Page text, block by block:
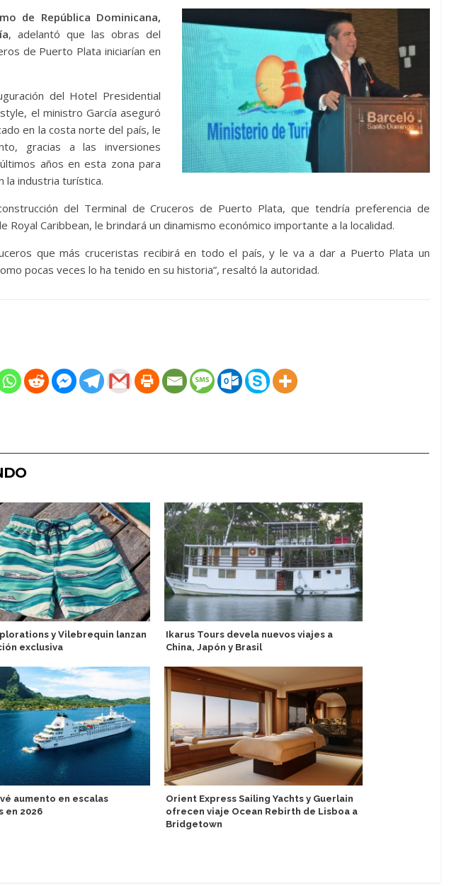
de República Dominicana,
, adelantó que las obras del
de Puerto Plata iniciarían en
del Hotel Presidential
el ministro García aseguró
en la costa norte del país, le
gracias a las inversiones
años en esta zona para
la industria turística.
del Terminal de Cruceros de Puerto Plata, que tendría preferencia de
Royal Caribbean, le brindará un dinamismo económico importante a la localidad.
que más cruceristas recibirá en todo el país, y le va a dar a Puerto Plata un
pocas veces lo ha tenido en su historia”, resaltó la autoridad.
y Vilebrequin lanzan
exclusiva
aumento en escalas
en 2026
Ikarus Tours devela nuevos viajes a
China, Japón y Brasil
Orient Express Sailing Yachts y Guerlain
ofrecen viaje Ocean Rebirth de Lisboa a
Bridgetown